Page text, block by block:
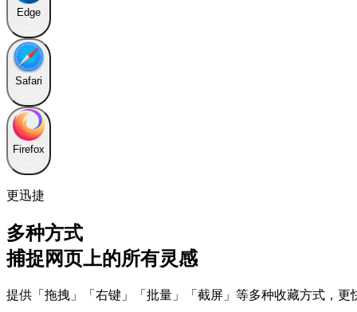
Edge
Safari
Firefox
更迅捷
多种方式
捕捉网页上的所有灵感
提供「拖拽」「右键」「批量」「截屏」等多种收藏方式，